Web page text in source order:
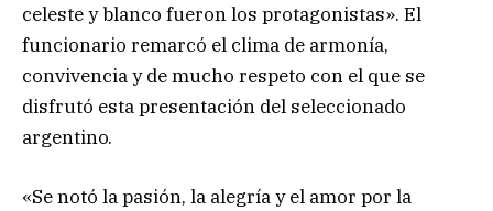
celeste y blanco fueron los protagonistas». El
funcionario remarcó el clima de armonía,
convivencia y de mucho respeto con el que se
disfrutó esta presentación del seleccionado
argentino.
«Se notó la pasión, la alegría y el amor por la